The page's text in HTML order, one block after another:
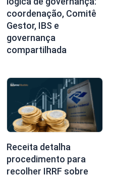
coordenação, Comitê
Gestor, IBS e
governança
compartilhada
Receita detalha
procedimento para
recolher IRRF sobre